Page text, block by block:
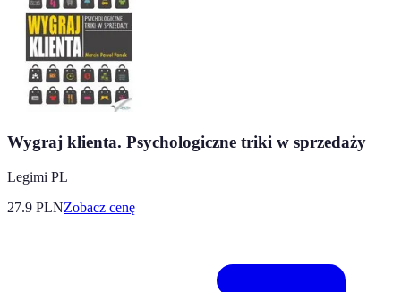
Wygraj klienta. Psychologiczne triki w sprzedaży
Legimi PL
27.9 PLNZobacz cenę